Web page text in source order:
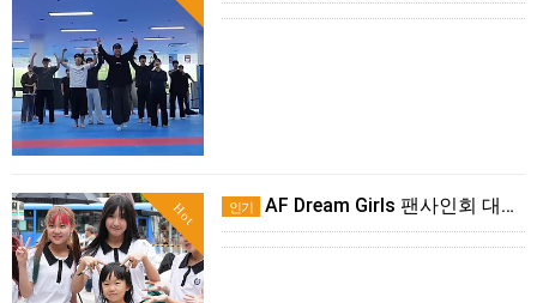
Hot 인기 AF Dream Girls 팬사인회 대전편!